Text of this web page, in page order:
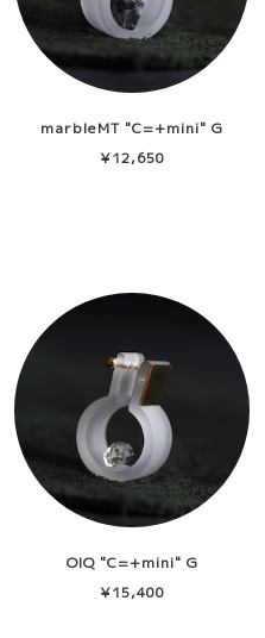
marbleMT "C=+mini" G
¥12,650
OIQ "C=+mini" G
¥15,400